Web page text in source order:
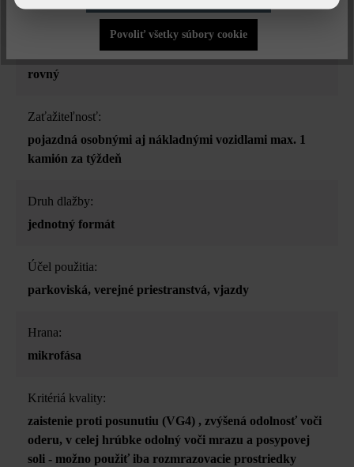
sivá
Povrchová štruktúra:
rovný
Zaťažiteľnosť:
pojazdná osobnými aj nákladnými vozidlami max. 1
kamión za týždeň
Druh dlažby:
jednotný formát
Účel použitia:
parkoviská, verejné priestranstvá, vjazdy
Hrana:
mikrofása
Kritériá kvality:
zaistenie proti posunutiu (VG4) , zvýšená odolnosť voči
oderu, v celej hrúbke odolný voči mrazu a posypovej
soli - možno použiť iba rozmrazovacie prostriedky
Povoliť všetky súbory cookie